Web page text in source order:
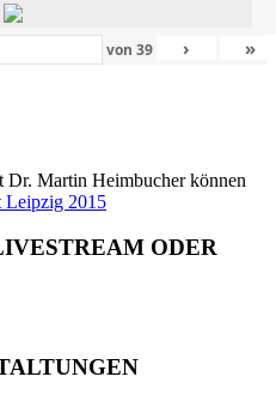
von39 › »
Martin Heimbucher können
Leipzig 2015
ODER